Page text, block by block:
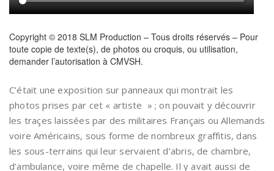
Copyright © 2018 SLM Production – Tous droits réservés – Pour
toute copie de texte(s), de photos ou croquis, ou utilisation,
demander l’autorisation à CMVSH.
C’était une exposition sur panneaux qui montrait les
photos prises par cet « artiste » ; on pouvait y découvrir
les traçes laissées par des militaires Français ou Allemands
voire Américains, sous forme de nombreux graffitis, dans
les sous-terrains qui leur servaient d’abris, de chambre,
d’ambulance, voire même de chapelle. Il y avait aussi de